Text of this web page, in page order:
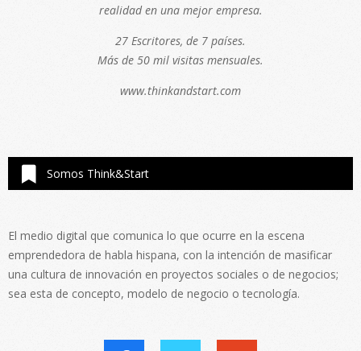
realidad en una mejor empresa.
27 Escritores, de 7 países.
Más de 50 mil visitas mensuales.
www.thinkandstart.com
Somos Think&Start
El medio digital que comunica lo que ocurre en la escena
emprendedora de habla hispana, con la intención de masificar
una cultura de innovación en proyectos sociales o de negocios;
sea esta de concepto, modelo de negocio o tecnología.